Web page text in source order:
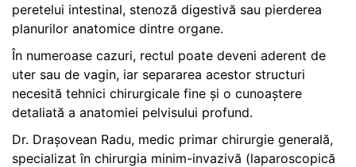
peretelui intestinal, stenoză digestivă sau pierderea
planurilor anatomice dintre organe.
În numeroase cazuri, rectul poate deveni aderent de
uter sau de vagin, iar separarea acestor structuri
necesită tehnici chirurgicale fine și o cunoaștere
detaliată a anatomiei pelvisului profund.
Dr. Drașovean Radu, medic primar chirurgie generală,
specializat în chirurgia minim-invazivă (laparoscopică